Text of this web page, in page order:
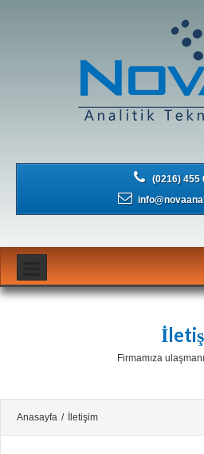
(0216) 455
Firmamıza
Anasayfa / İletişim